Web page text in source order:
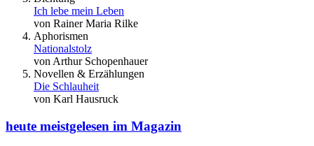
Ich lebe mein Leben
von Rainer Maria Rilke
Aphorismen
Nationalstolz
von Arthur Schopenhauer
Novellen & Erzählungen
Die Schlauheit
von Karl Hausruck
heute meistgelesen im Magazin